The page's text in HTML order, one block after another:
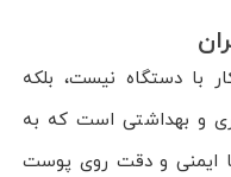
با دستگاه نیست، بلکه
و بهداشتی است که به
ایمنی و دقت روی پوست